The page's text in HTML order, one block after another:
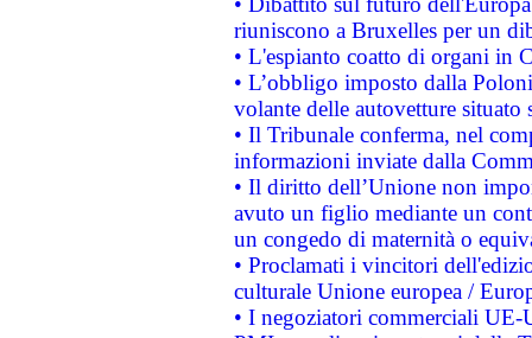
riuniscono a Bruxelles per un
• L'espianto coatto di organi in
• L’obbligo imposto dalla
volante delle autovetture
• Il Tribunale conferma, nel
informazioni inviate dalla
• Il diritto dell’Unione non
avuto un figlio mediante un
un congedo di maternità o
• Proclamati i vincitori
culturale Unione europea /
• I negoziatori commerciali UE-